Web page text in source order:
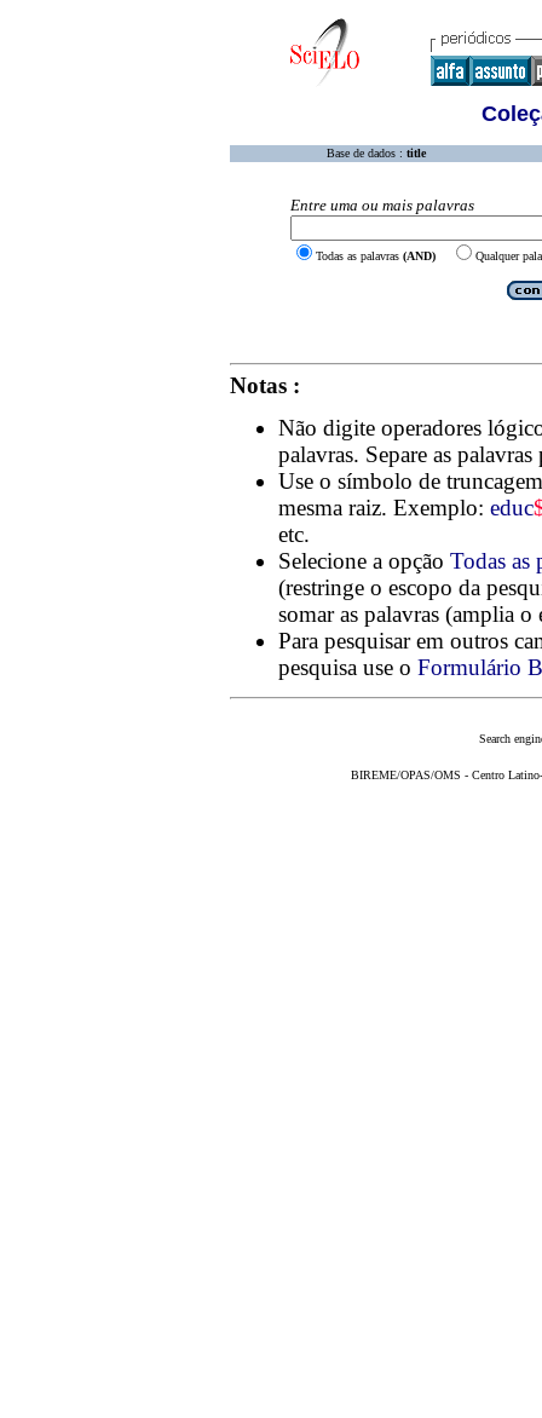
Base de dados : title
Entre uma ou mais palavras
Todas as palavras (AND) Qualquer
Notas :
Não digite operadores
palavras. Separe as palavras
Use o símbolo de
mesma raiz. Exemplo: educ
etc.
Selecione a opção Todas as
(restringe o escopo da
somar as palavras (amplia o
Para pesquisar em outros
pesquisa use o Formulário
Search
BIREME/OPAS/OMS - Centro Latino-